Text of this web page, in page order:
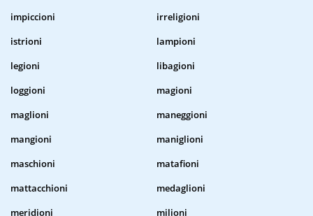
impiccioni
irreligioni
istrioni
lampioni
legioni
libagioni
loggioni
magioni
maglioni
maneggioni
mangioni
maniglioni
maschioni
matafioni
mattacchioni
medaglioni
meridioni
milioni